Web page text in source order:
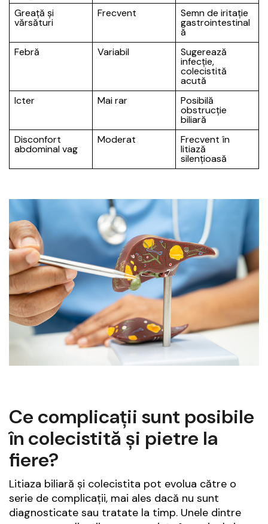
Greață și
vărsături
Frecvent Semn de iritație
gastrointestinal
ă
Febră
Variabil Sugerează
infecție,
colecistită
acută
Icter
Mai rar Posibilă
obstrucție
biliară
Disconfort
abdominal vag
Moderat Frecvent în
litiază
silențioasă
Ce complicații sunt posibile
în colecistită și pietre la
fiere?
Litiaza biliară și colecistita pot evolua către o
serie de complicații, mai ales dacă nu sunt
diagnosticate sau tratate la timp. Unele dintre